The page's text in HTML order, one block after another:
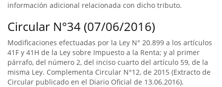
información adicional relacionada con dicho tributo.
Circular N°34 (07/06/2016)
Modificaciones efectuadas por la Ley N° 20.899 a los artículos
41F y 41H de la Ley sobre Impuesto a la Renta; y al primer
párrafo, del número 2, del inciso cuarto del artículo 59, de la
misma Ley. Complementa Circular N°12, de 2015 (Extracto de
Circular publicado en el Diario Oficial de 13.06.2016).